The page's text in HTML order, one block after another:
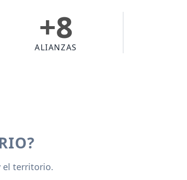
+8
ALIANZAS
el territorio.